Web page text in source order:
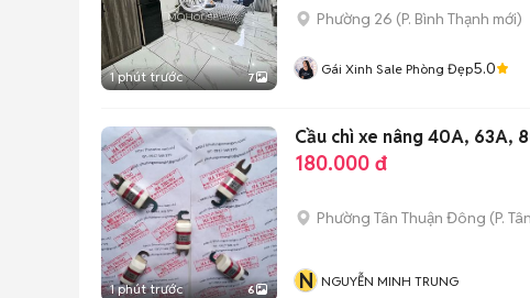
1 phút trước 7
Phường 26 (P. Bình Thạnh mới)
Gái Xinh Sale Phòng Đẹp5.0
1 phút trước 6
Cầu chì xe nâng 40A, 63A,
180.000 đ
Phường Tân Thuận Đông (P.
N NGUYỄN MINH TRUNG